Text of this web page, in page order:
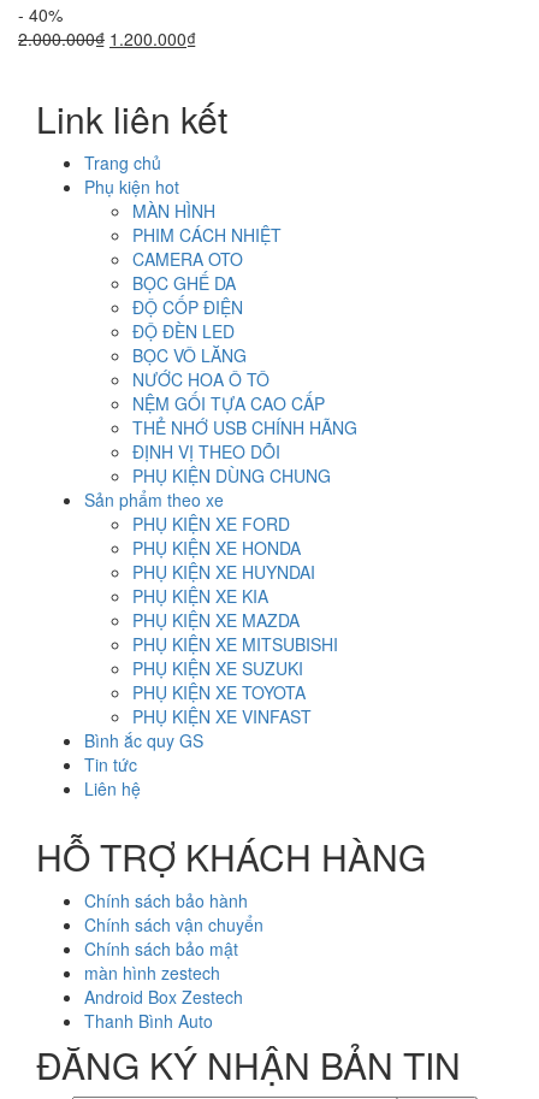
- 40%
2.000.000₫ Giá
2.000.000₫.
1.200.000₫Giá
là:
1.200.000₫.
Link liên kết
Trang chủ
Phụ kiện hot
MÀN HÌNH
PHIM CÁCH NHIỆT
CAMERA OTO
BỌC GHẾ DA
ĐỘ CỐP ĐIỆN
ĐỘ ĐÈN LED
BỌC VÔ LĂNG
NƯỚC HOA Ô TÔ
NỆM GỐI TỰA CAO CẤP
THẺ NHỚ USB CHÍNH HÃNG
ĐỊNH VỊ THEO DÕI
PHỤ KIỆN DÙNG CHUNG
Sản phẩm theo xe
PHỤ KIỆN XE FORD
PHỤ KIỆN XE HONDA
PHỤ KIỆN XE HUYNDAI
PHỤ KIỆN XE KIA
PHỤ KIỆN XE MAZDA
PHỤ KIỆN XE MITSUBISHI
PHỤ KIỆN XE SUZUKI
PHỤ KIỆN XE TOYOTA
PHỤ KIỆN XE VINFAST
Bình ắc quy GS
Tin tức
Liên hệ
HỖ TRỢ KHÁCH HÀNG
Chính sách bảo hành
Chính sách vận chuyển
Chính sách bảo mật
màn hình zestech
Android Box Zestech
Thanh Bình Auto
ĐĂNG KÝ NHẬN BẢN TIN